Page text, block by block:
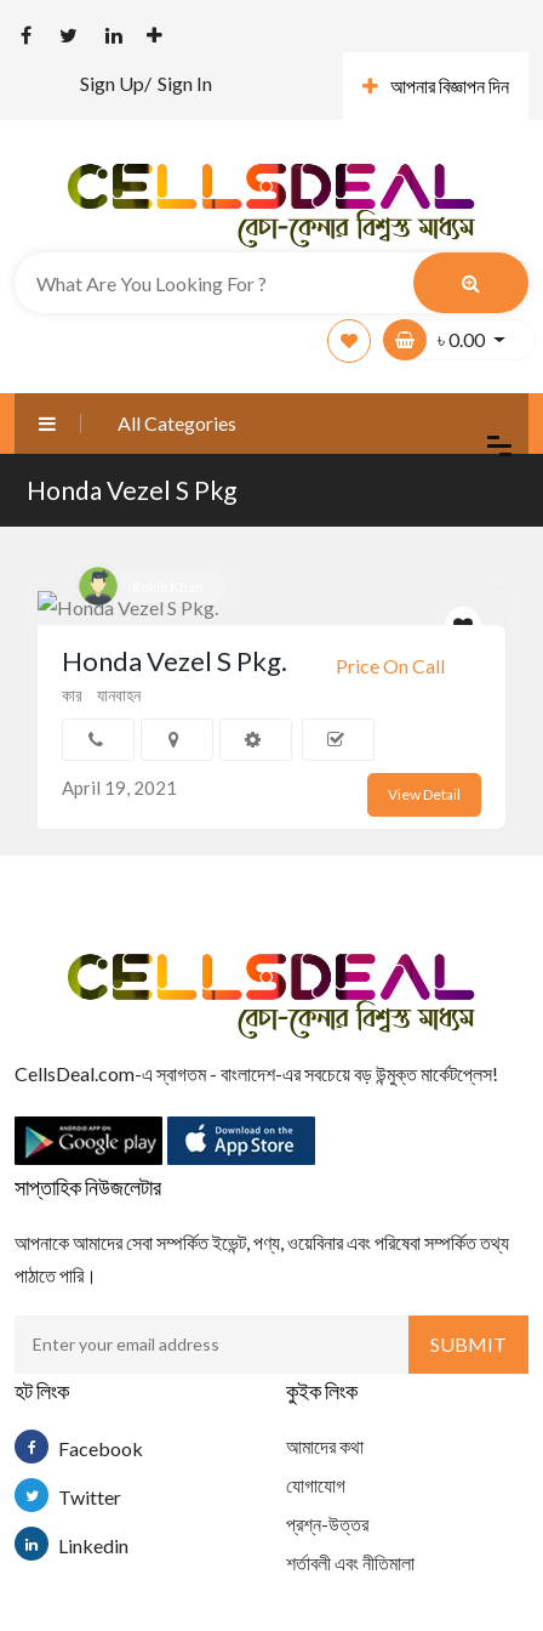
Sign Up/ Sign In আপনার বিজ্ঞাপন দিন
৳0.00
All Categories
Honda Vezel S Pkg
Price On Call
Honda Vezel S Pkg.
কার যানবাহন
April 19, 2021 View Detail
CellsDeal.com-এ স্বাগতম - বাংলাদেশ-এর সবচেয়ে বড় উন্মুক্ত মার্কেটপ্লেস!
সাপ্তাহিক নিউজলেটার
আপনাকে আমাদের সেবা সম্পর্কিত ইভেন্ট, পণ্য, ওয়েবিনার এবং পরিষেবা সম্পর্কিত তথ্য
পাঠাতে পারি।
হট লিংক
Facebook
Twitter
Linkedin
কুইক লিংক
আমাদের কথা
যোগাযোগ
প্রশ্ন-উত্তর
শর্তাবলী এবং নীতিমালা